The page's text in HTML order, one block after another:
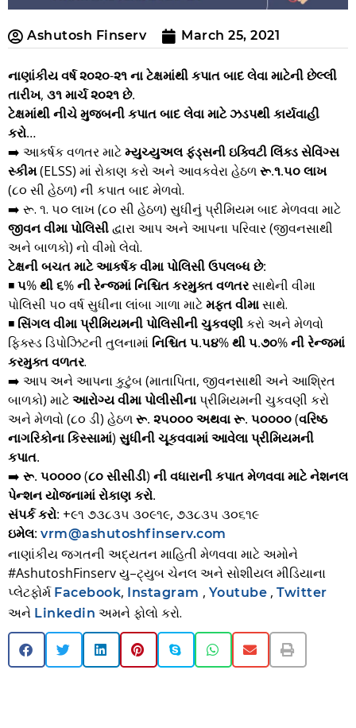
Ashutosh Finserv March 25, 2021
નાણાંકીય વર્ષ ૨૦૨૦-૨૧ ના ટેક્ષમાંથી કપાત બાદ લેવા માટેની છેલ્લી
તારીખ, ૩૧ માર્ચ ૨૦૨૧ છે.
ટેક્ષમાંથી નીચે મુજબની કપાત બાદ લેવા માટે ઝડપથી કાર્યવાહી
કરો…
➡️ આકર્ષક વળતર માટેમ્યુચ્યુઅલ ફંડ્સનીઇક્વિટી લિંક્ડ સેવિંગ્સ
સ્કીમ(ELSS) માં રોકાણ કરો અને આવકવેરા હેઠળરૂ.૧.૫૦ લાખ
(૮૦ સી હેઠળ) ની કપાત બાદ મેળવો.
➡️ રૂ. ૧. ૫૦ લાખ (૮૦ સી હેઠળ) સુધીનું પ્રીમિયમ બાદ મેળવવા માટે
જીવન વીમા પોલિસીદ્વારા આપ અને આપના પરિવાર (જીવનસાથી
અને બાળકો) નો વીમો લેવો.
ટેક્ષની બચત માટે આકર્ષક વીમા પોલિસી ઉપલબ્ધ છે:
◾૫% થી ૬% ની રેન્જમાં નિશ્ચિત કરમુક્ત વળતરસાથેની વીમા
પોલિસી ૫૦ વર્ષ સુધીના લાંબા ગાળા માટેમફત વીમાસાથે.
◾ સિંગલ વીમા પ્રીમિયમની પોલિસીની ચુકવણીકરો અને મેળવો
ફિક્સ્ડ ડિપોઝિટની તુલનામાં નિશ્ચિત ૫.૫૪% થી ૫.૭૦% ની રેન્જમાં
કરમુક્ત વળતર.
➡️ આપ અને આપના કુટુંબ (માતાપિતા, જીવનસાથી અને આશ્રિત
બાળકો) માટેઆરોગ્ય વીમા પોલીસીનાપ્રીમિયમની ચુકવણી કરો
અને મેળવો (૮૦ ડી) હેઠળરૂ. ૨૫૦૦૦ અથવા રૂ. ૫૦૦૦૦ (વરિષ્ઠ
નાગરિકોના કિસ્સામાં) સુધીની ચૂકવવામાં આવેલા પ્રીમિયમની
કપાત.
➡️ રૂ. ૫૦૦૦૦ (૮૦ સીસીડી) ની વધારાની કપાત મેળવવા માટે નેશનલ
પેન્શન યોજનામાં રોકાણ કરો.
સંપર્ક કરો: +૯૧ ૭૩૮૩૫ ૩૦૯૧૯, ૭૩૮૩૫ ૩૦૬૧૯
ઇમેલ: vrm@ashutoshfinserv.com
નાણાંકીય જગતની અદ્યતન માહિતી મેળવવા માટે અમોને
#AshutoshFinservયુ–ટ્યુબ ચેનલ અને સોશીયલ મીડિયાના
પ્લેટફોર્મ Facebook, Instagram , Youtube , Twitter
અને Linkedin અમને ફોલો કરો.